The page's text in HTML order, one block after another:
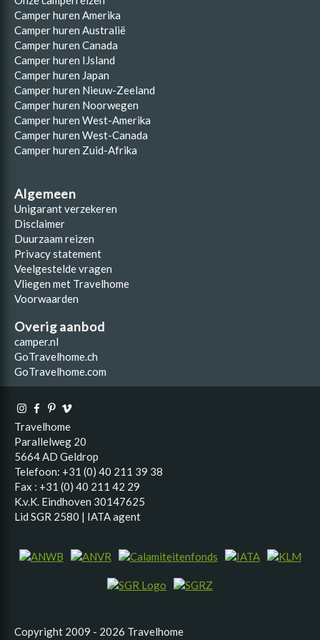
hotels en restaurants geopend. Ook voor goede mountainbikeroutes
alsmede wat meer spannende activiteiten kun je in Grindelwald goed
terecht. Gletsjerwandelingen, klettersteigen,
hooggebergtewandelingen, paragliden en alpensteppen, vrijwel alle
buitenactiviteiten kun je vanuit het dorp goed maken tijdens je
camperreis door Zwitserland.
Camper huren Amerika
Camper huren Australië
Camper huren Canada
Camper huren IJsland
Camper huren Japan
Camper huren Nieuw-Zeeland
Camper huren Noorwegen
Camper huren West-Amerika
Camper huren West-Canada
Camper huren Zuid-Afrika
Algemeen
Unigarant verzekeren
Disclaimer
Duurzaam reizen
Privacy statement
Veelgestelde vragen
Vliegen met Travelhome
Voorwaarden
Overig aanbod
camper.nl
GoTravelhome.ch
GoTravelhome.com
Travelhome
Parallelweg 20
5664 AD Geldrop
Telefoon: +31 (0) 40 211 39 38
Fax : +31 (0) 40 211 42 29
K.v.K. Eindhoven 30147625
Lid SGR 2580 | IATA agent
Copyright 2009 - 2026 Travelhome